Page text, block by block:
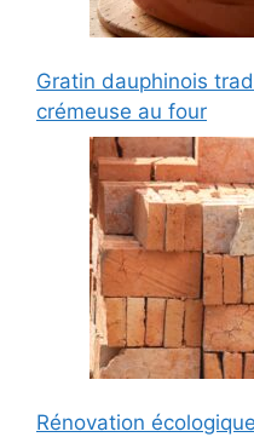
Gratin dauphinois
crémeuse au four
Rénovation